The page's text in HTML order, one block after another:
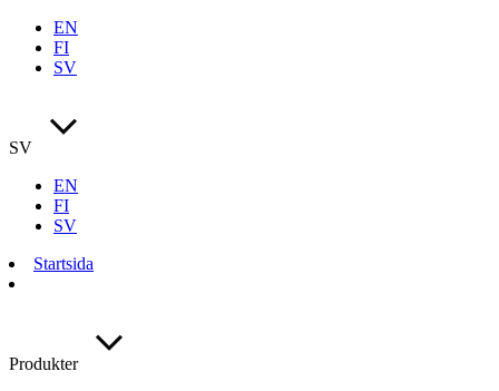
EN
FI
SV
SV
EN
FI
SV
Startsida
Produkter